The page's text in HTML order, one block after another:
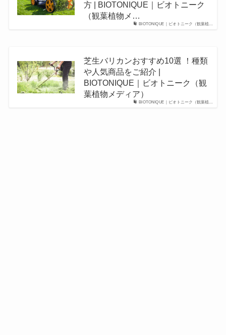
BIOTONIQUE｜ビオトニーク（観葉植…
方 | BIOTONIQUE｜ビオトニーク
（観葉植物メ…
BIOTONIQUE｜ビオトニーク（観葉植…
芝生バリカンおすすめ10選 ！種類
や人気商品をご紹介 |
BIOTONIQUE｜ビオトニーク（観
葉植物メディア）